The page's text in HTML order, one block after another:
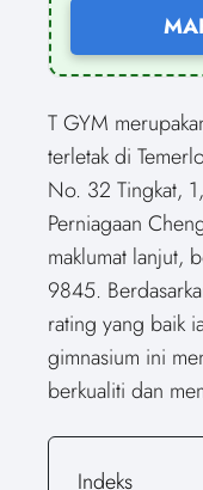
T GYM
terletak di
No. 32 Tingkat,
Perniagaan
maklumat lanjut,
9845.
rating yang baik
gimnasium ini
berkualiti dan
Indeks